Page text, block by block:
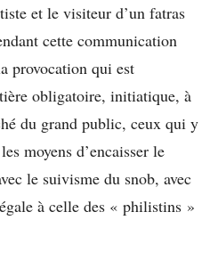
et le visiteur d’un fatras
cette communication
provocation qui est
obligatoire, initiatique, à
du grand public, ceux qui y
moyens d’encaisser le
le suivisme du snob, avec
à celle des « philistins »